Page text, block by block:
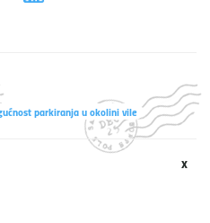
parkiranja u okolini vile
x